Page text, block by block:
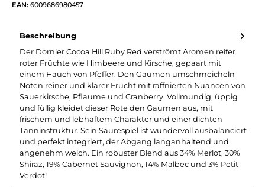
EAN: 6009686980457
Beschreibung
Der Dornier Cocoa Hill Ruby Red verströmt Aromen reifer
roter Früchte wie Himbeere und Kirsche, gepaart mit
einem Hauch von Pfeffer. Den Gaumen umschmeicheln
Noten reiner und klarer Frucht mit raffnierten Nuancen von
Sauerkirsche, Pflaume und Cranberry. Vollmundig, üppig
und füllig kleidet dieser Rote den Gaumen aus, mit
frischem und lebhaftem Charakter und einer dichten
Tanninstruktur. Sein Säurespiel ist wundervoll ausbalanciert
und perfekt integriert, der Abgang langanhaltend und
angenehm weich. Ein robuster Blend aus 34% Merlot, 30%
Shiraz, 19% Cabernet Sauvignon, 14% Malbec und 3% Petit
Verdot!